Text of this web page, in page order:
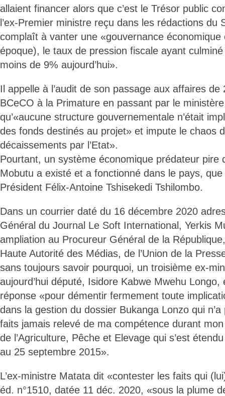
allaient financer alors que c’est le Trésor public
l’ex-Premier ministre reçu dans les rédactions du
complaît à vanter une «gouvernance
époque), le taux de pression fiscale ayant
moins de 9% aujourd’hui».
Il appelle à l’audit de son passage aux affaires
BCeCO à la Primature en passant par le
qu’«aucune structure gouvernementale n’était
des fonds destinés au projet» et impute le chaos
décaissements par l’Etat».
Pourtant, un système économique prédateur pire
Mobutu a existé et a fonctionné dans le pays,
Président Félix-Antoine Tshisekedi Tshilombo.
Dans un courrier daté du 16 décembre 2020
Général du Journal Le Soft International, Yerkis
ampliation au Procureur Général de la
Haute Autorité des Médias, de l’Union de la
sans toujours savoir pourquoi, un troisième ex-
aujourd’hui député, Isidore Kabwe Mwehu
réponse «pour démentir fermement toute
dans la gestion du dossier Bukanga Lonzo qui
faits jamais relevé de ma compétence durant
de l’Agriculture, Pêche et Elevage qui s’est
au 25 septembre 2015».
L’ex-ministre Matata dit «contester les faits qui
éd. n°1510, datée 11 déc. 2020, «sous la plume